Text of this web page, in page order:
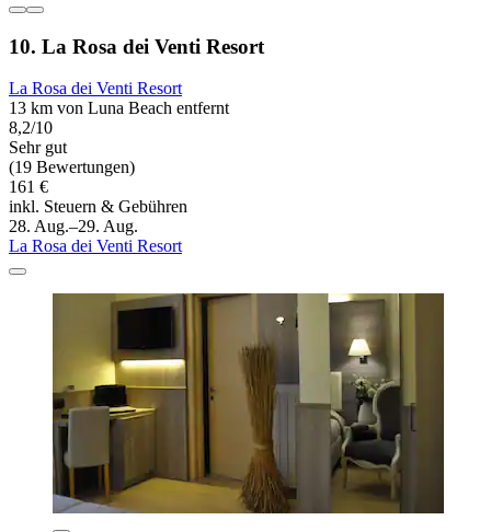
10. La Rosa dei Venti Resort
La Rosa dei Venti Resort
13 km von Luna Beach entfernt
8,2/10
Sehr gut
(19 Bewertungen)
161 €
inkl. Steuern & Gebühren
28. Aug.–29. Aug.
La Rosa dei Venti Resort